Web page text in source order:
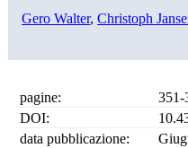
Gero Walter, Christoph
pagine:
351-
DOI:
data pubblicazione: